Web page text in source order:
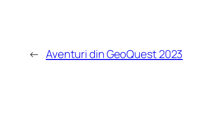
← Aventuri din GeoQuest 2023